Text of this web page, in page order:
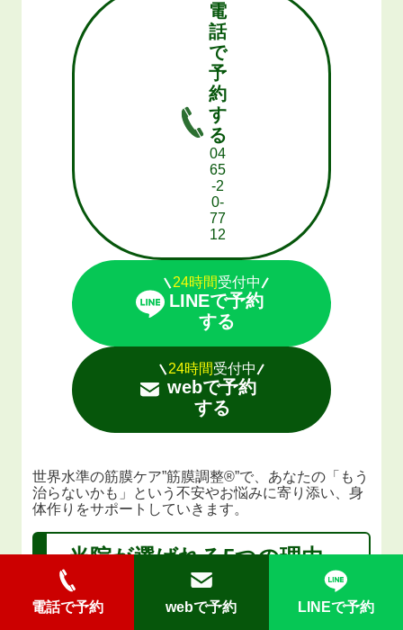
電
話
で
予
約
す
る
04
65
-2
0-
77
12
24時間受付中
LINEで予約
する
24時間受付中
webで予約
する
世界水準の筋膜ケア”筋膜調整®️”で、あなたの「もう
治らないかも」という不安やお悩みに寄り添い、身
体作りをサポートしていきます。
当院が選ばれる5つの理由
電話で予約 webで予約 LINEで予約